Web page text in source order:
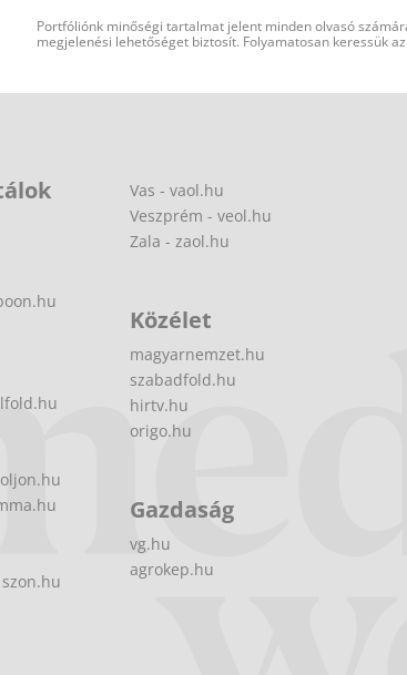
Portfóliónk minőségi tartalmat jelent minden olvasó
megjelenési lehetőséget biztosít. Folyamatosan keressük
Vas - vaol.hu
Veszprém - veol.hu
Zala - zaol.hu
Közélet
magyarnemzet.hu
szabadfold.hu
hirtv.hu
origo.hu
Gazdaság
vg.hu
agrokep.hu